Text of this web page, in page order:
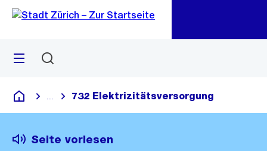
Navigation
Sprunglink
Menü
Deutsch
Blende alle Breadcrumbs ein
732 Elektrizitätsversorgung
Seite vorlesen